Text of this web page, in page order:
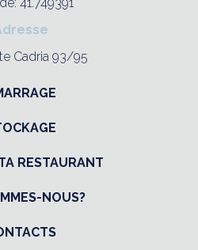
Cadria 93/95
RESTAURANT
NOUS?